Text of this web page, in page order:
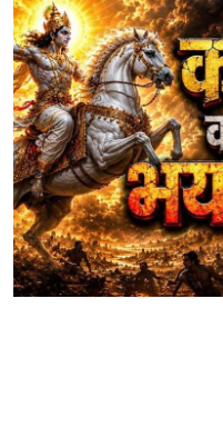
लाइफस्टाइल
टेक